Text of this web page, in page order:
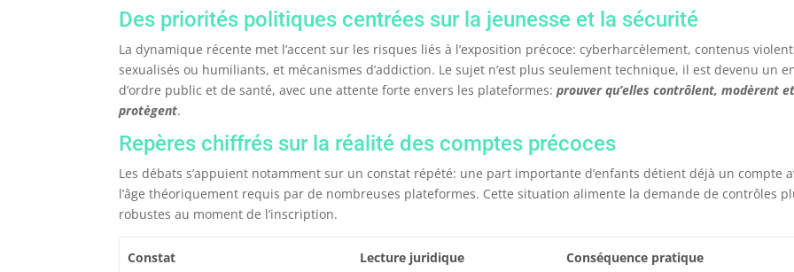
Des priorités politiques centrées sur la jeunesse et la sécurité
La dynamique récente met l’accent sur les risques liés à l’exposition précoce: cyberharcèlement, contenus
sexualisés ou humiliants, et mécanismes d’addiction. Le sujet n’est plus seulement technique, il est devenu un
d’ordre public et de santé, avec une attente forte envers les plateformes:prouver qu’elles contrôlent, modèrent et
protègent.
Repères chiffrés sur la réalité des comptes précoces
Les débats s’appuient notamment sur un constat répété: une part importante d’enfants détient déjà un compte
l’âge théoriquement requis par de nombreuses plateformes. Cette situation alimente la demande de contrôles
robustes au moment de l’inscription.
Constat Lecture juridique Conséquence pratique